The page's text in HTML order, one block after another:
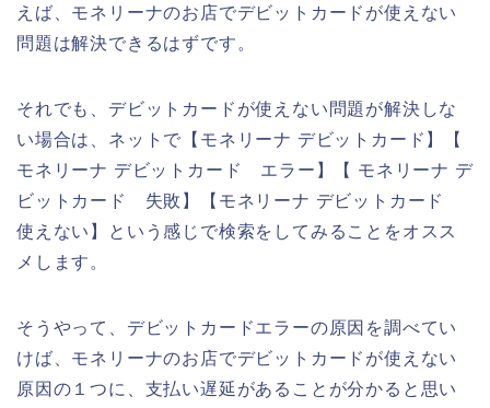
えば、モネリーナのお店でデビットカードが使えない
問題は解決できるはずです。
それでも、デビットカードが使えない問題が解決しな
い場合は、ネットで【モネリーナ デビットカード】【
モネリーナ デビットカード エラー】【 モネリーナ デ
ビットカード 失敗】【モネリーナ デビットカード
使えない】という感じで検索をしてみることをオスス
メします。
そうやって、デビットカードエラーの原因を調べてい
けば、モネリーナのお店でデビットカードが使えない
原因の１つに、支払い遅延があることが分かると思い